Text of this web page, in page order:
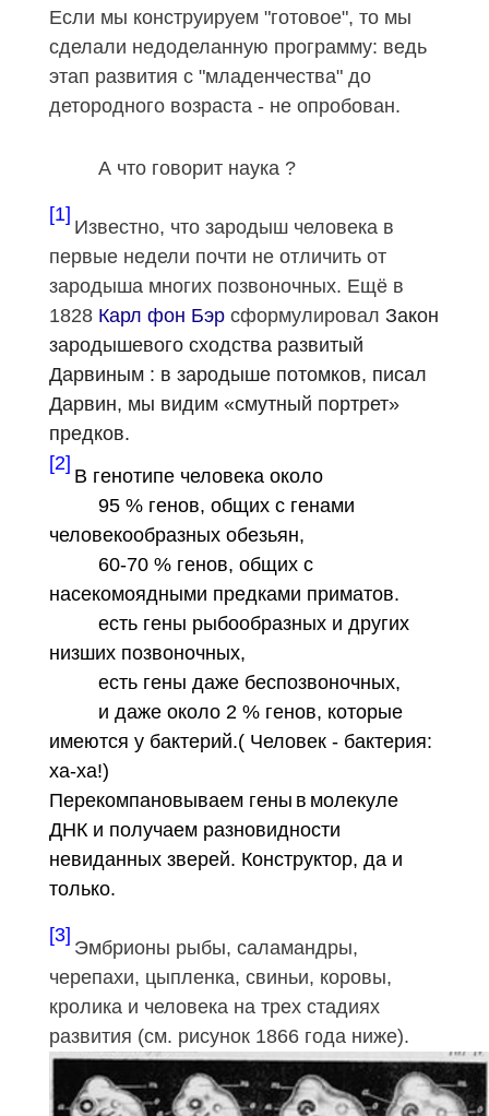
Если мы конструируем "готовое", то мы
сделали недоделанную программу: ведь
этап развития с "младенчества" до
детородного возраста - не опробован.
А что говорит наука ?
[1]
Известно, что зародыш человека в
первые недели почти не отличить от
зародыша многих позвоночных. Ещё в
1828 Карл фон Бэр сформулировал Закон
зародышевого сходства развитый
Дарвиным : в зародыше потомков, писал
Дарвин, мы видим «смутный портрет»
предков.
[2]
В генотипе человека около
95 % генов, общих с генами
человекообразных обезьян,
60-70 % генов, общих с
насекомоядными предками приматов.
есть гены рыбообразных и других
низших позвоночных,
есть гены даже беспозвоночных,
и даже около 2 % генов, которые
имеются у бактерий.( Человек - бактерия:
ха-ха!)
Перекомпановываем гены в молекуле
ДНК и получаем разновидности
невиданных зверей. Конструктор, да и
только.
[3]
Эмбрионы рыбы, саламандры,
черепахи, цыпленка, свиньи, коровы,
кролика и человека на трех стадиях
развития (см. рисунок 1866 года ниже).